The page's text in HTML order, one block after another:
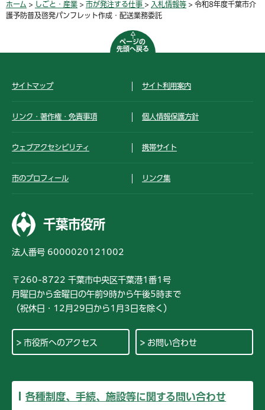
ホーム > しごと・産業 > 市が発注する仕事 > 入札情報等 > 令和8年度千葉市介
護予防普及啓発パンフレット作成・配送業務委託
ページの
先頭へ戻る
サイトマップ サイト利用案内
リンク・著作権・免責事項 個人情報保護方針
ウェブアクセシビリティ 携帯サイト
市のプロフィール リンク集
千葉市役所
法人番号 6000020121002
〒260-8722 千葉市中央区千葉港1番1号
月曜日から金曜日の午前9時から午後5時まで
（祝休日・12月29日から1月3日を除く）
市役所へのアクセス お問い合わせ
各種制度、手続、施設等に関する問い合わせ